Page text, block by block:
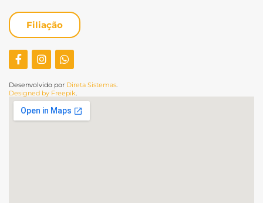
Filiação
Desenvolvido por Direta Sistemas
Designed by Freepik